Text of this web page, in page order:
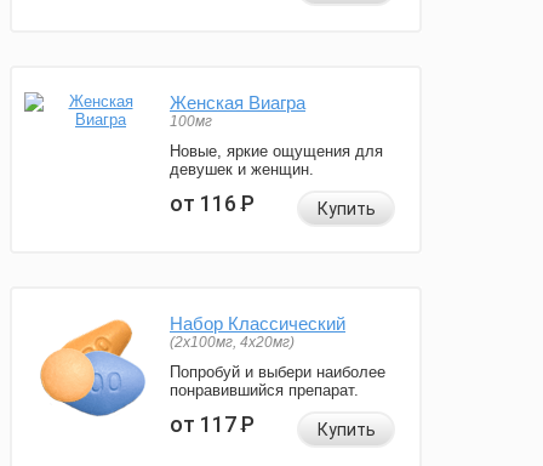
Женская Виагра
100мг
Новые, яркие ощущения для
девушек и женщин.
от 116Р Купить
Набор Классический
(2x100мг, 4x20мг)
Попробуй и выбери наиболее
понравившийся препарат.
от 117Р Купить